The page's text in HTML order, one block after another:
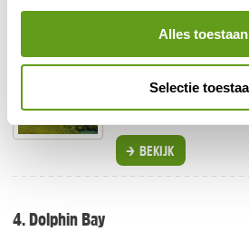
Alles toestaan
Selectie
BEKIJK
Booking.com - Villa
BEKIJK
4. Dolphin Bay